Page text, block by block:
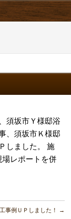
須坂市Ｙ様邸浴
、須坂市Ｋ様邸
しました。 施
場レポートを併
事例ＵＰしました！ →